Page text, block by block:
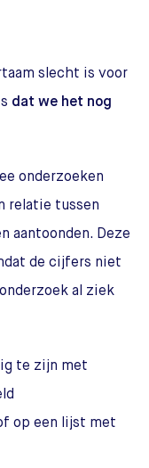
slecht is voor
dat we het nog
onderzoeken
relatie tussen
aantoonden. Deze
de cijfers niet
al ziek
te zijn met
op een lijst met